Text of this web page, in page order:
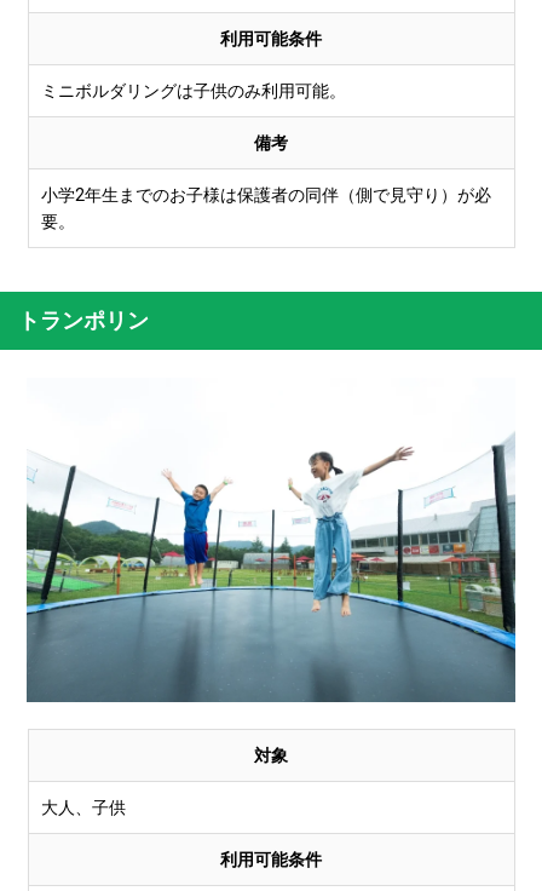
利用可能条件
ミニボルダリングは子供のみ利用可能。
備考
小学2年生までのお子様は保護者の同伴（側で見守り）が必
要。
トランポリン
対象
大人、子供
利用可能条件